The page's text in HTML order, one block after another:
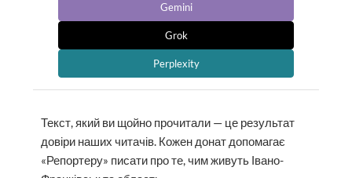
Gemini
Grok
Perplexity
Текст, який ви щойно прочитали — це результат
довіри наших читачів. Кожен донат допомагає
«Репортеру» писати про те, чим живуть Івано-